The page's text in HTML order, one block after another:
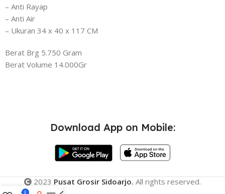
– Anti Rayap
– Anti Air
– Ukuran 34 x 40 x 117 CM
Berat Brg 5.750 Gram
Berat Volume 14.000Gr
Download App on Mobile:
2023 Pusat Grosir Sidoarjo. All rights reserved.
0